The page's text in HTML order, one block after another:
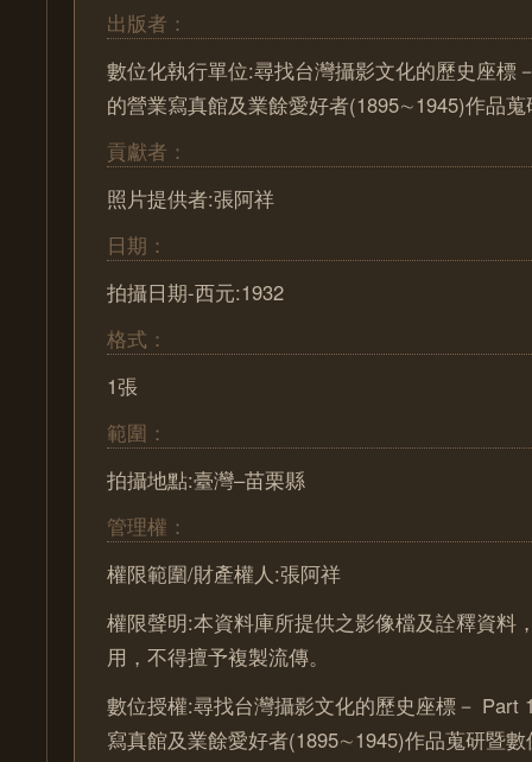
出版者：
數位化執行單位:尋找台灣攝影文化的歷史座標
的營業寫真館及業餘愛好者(1895∼1945)作品
貢獻者：
照片提供者:張阿祥
日期：
拍攝日期-西元:1932
格式：
1張
範圍：
拍攝地點:臺灣–苗栗縣
管理權：
權限範圍/財產權人:張阿祥
權限聲明:本資料庫所提供之影像檔及詮釋資料
用，不得擅予複製流傳。
數位授權:尋找台灣攝影文化的歷史座標－ Part
寫真館及業餘愛好者(1895∼1945)作品蒐研暨